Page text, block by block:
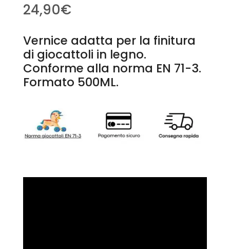
su base
di
24,90€
Vernice adatta per la finitura
di giocattoli in legno.
Conforme alla norma EN 71-3.
Formato 500ML.